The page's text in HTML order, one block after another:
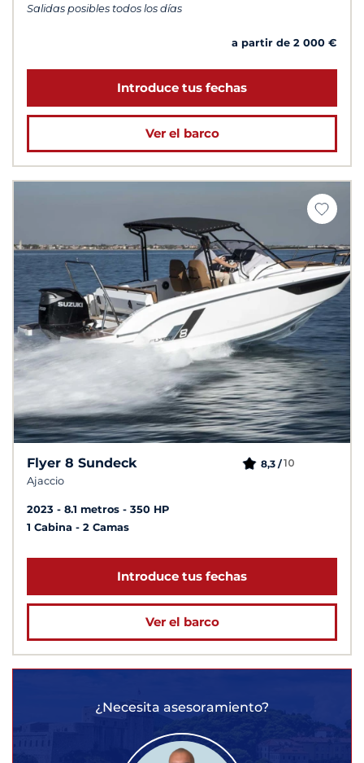
Salidas posibles todos los días
a partir de 2 000 €
Introduce tus fechas
Ver el barco
Flyer 8 Sundeck
Ajaccio
8,3 /10
2023 8.1 metros
350 HP
1 Cabina
2 Camas
Introduce tus fechas
Ver el barco
¿Necesita asesoramiento?